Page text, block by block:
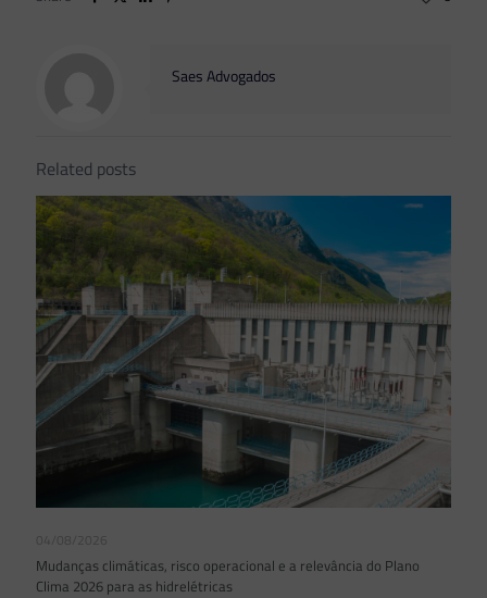
Saes Advogados
Related posts
04/08/2026
Mudanças climáticas, risco operacional e a relevância do Plano
Clima 2026 para as hidrelétricas